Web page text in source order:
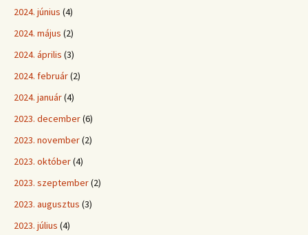
2024. június (4)
2024. május (2)
2024. április (3)
2024. február(2)
2024. január(4)
2023. december(6)
2023. november(2)
2023. október(4)
2023. szeptember(2)
2023. augusztus (3)
2023. július (4)